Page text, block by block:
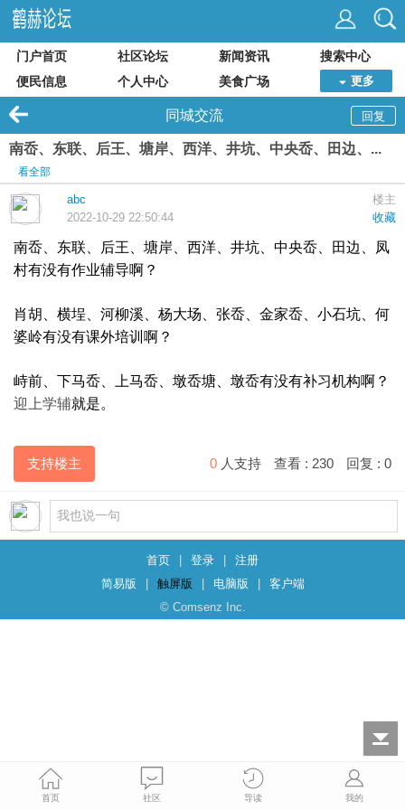
门户首页 社区论坛 新闻资讯
搜索中心
便民信息
个人中心 美食广场 更多
回复
同城交流
南岙、东联、后王、塘岸、西洋、井坑、中央岙、田边、...
看全部
楼主
abc
收藏
2022-10-29 22:50:44
南岙、东联、后王、塘岸、西洋、井坑、中央岙、田边、凤
村有没有作业辅导啊？
肖胡、横埕、河柳溪、杨大场、张岙、金家岙、小石坑、何
婆岭有没有课外培训啊？
峙前、下马岙、上马岙、墩岙塘、墩岙有没有补习机构啊？
迎上学辅就是。
支持楼主 0 人支持 查看 : 230 回复 : 0
首页 登录
注册
简易版
触屏版 电脑版
客户端
© Comsenz Inc.
首页 社区 导读 我的